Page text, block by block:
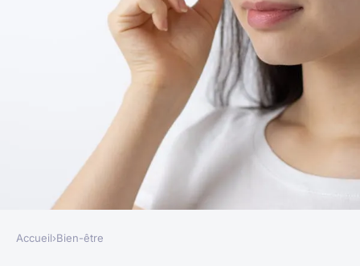
Accueil›Bien-être